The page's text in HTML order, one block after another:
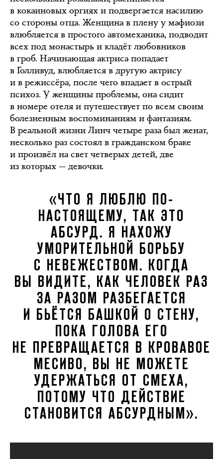
в кокаиновых оргиях и подвергается насилию
со стороны отца. Женщина в плену у мафиози
влюбляется в простого автомеханика, подводит
всех под монастырь и кладёт любовников
в гроб. Начинающая актриса попадает
в Голливуд, влюбляется в другую актрису
и в режиссёра, после чего впадает в острый
психоз. У женщины проблемы, она сидит
в номере отеля и путешествует по всем своим
болезненным воспоминаниям и фантазиям.
В реальной жизни Линч четыре раза был женат,
несколько раз состоял в гражданском браке
и произвёл на свет четверых детей, две
из которых — девочки.
«ЧТО Я ЛЮБЛЮ ПО-
НАСТОЯЩЕМУ, ТАК ЭТО
АБСУРД. Я НАХОЖУ
УМОРИТЕЛЬНОЙ БОРЬБУ
С НЕВЕЖЕСТВОМ. КОГДА
ВЫ ВИДИТЕ, КАК ЧЕЛОВЕК РАЗ
ЗА РАЗОМ РАЗБЕГАЕТСЯ
И БЬЁТСЯ БАШКОЙ О СТЕНУ,
ПОКА ГОЛОВА ЕГО
НЕ ПРЕВРАЩАЕТСЯ В КРОВАВОЕ
МЕСИВО, ВЫ НЕ МОЖЕТЕ
УДЕРЖАТЬСЯ ОТ СМЕХА,
ПОТОМУ ЧТО ДЕЙСТВИЕ
СТАНОВИТСЯ АБСУРДНЫМ».